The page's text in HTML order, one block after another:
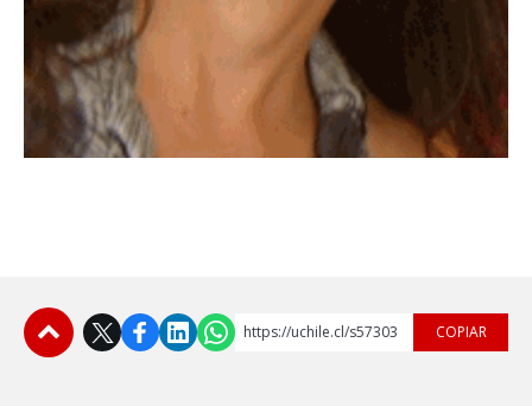
https://uchile.cl/s57303 COPIAR